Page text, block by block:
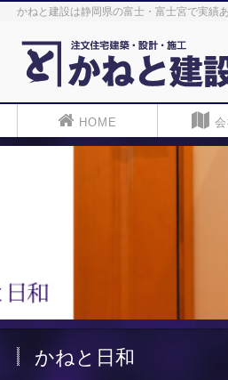
かねと建設は静岡県の富士・富士宮で実績
HOME
かねと日和